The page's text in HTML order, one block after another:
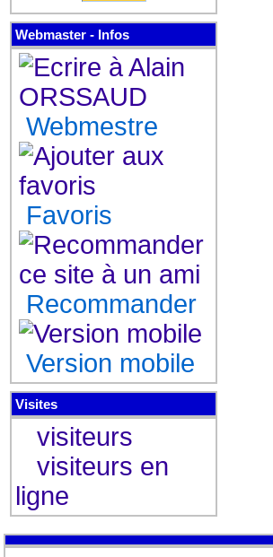
Webmaster - Infos
Webmestre
Favoris
Recommander
Version mobile
Visites
visiteurs
visiteurs en
ligne